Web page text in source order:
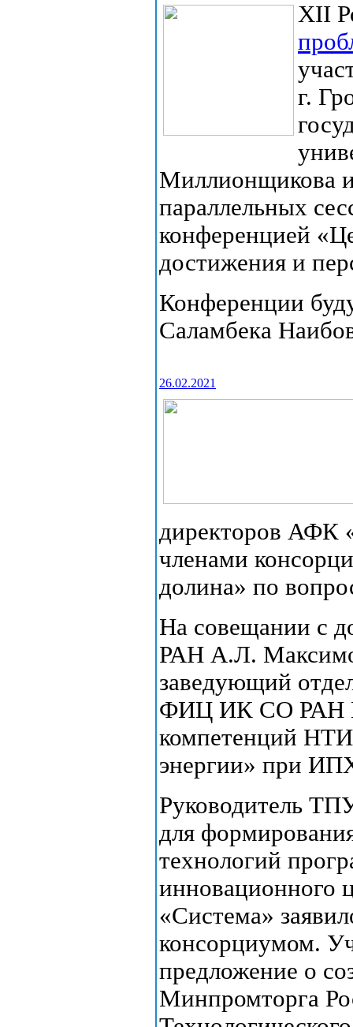
XII
г.
Миллионщикова
параллельных
конференцией
достижения и
Конференции
Саламбека
26.02.2021
директоров АФК
членами
долина» по
На совещании с
РАН А.Л.
заведующий
ФИЦ ИК СО РАН
компетенций
энергии» при
Руководитель
для
технологий
инновационного
«Система»
консорциумом.
предложение о
Минпромторга